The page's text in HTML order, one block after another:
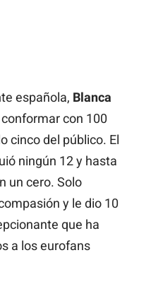
española, Blanca
con 100
cinco del público. El
ningún 12 y hasta
un cero. Solo
y le dio 10
que ha
a los eurofans